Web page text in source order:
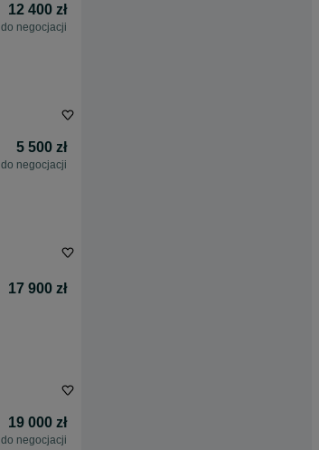
12 400 zł
do negocjacji
5 500 zł
do negocjacji
17 900 zł
19 000 zł
do negocjacji